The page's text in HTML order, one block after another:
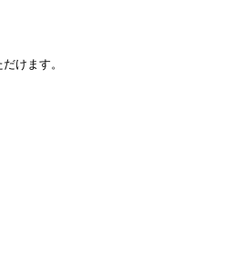
けます。